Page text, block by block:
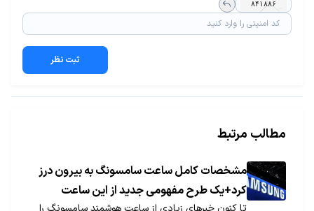
ثبت نظر
مطالب مرتبط
مشخصات کامل ساعت سامسونگ به بیرون درز
کرد+یک طرح مفهومی جدید از این ساعت